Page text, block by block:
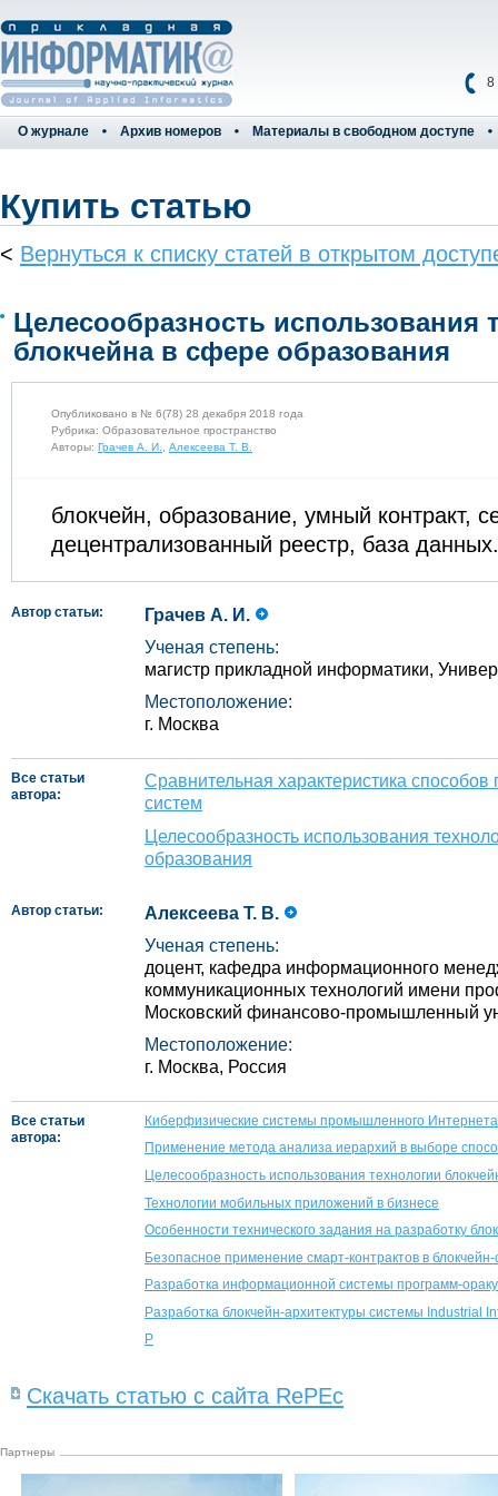
8
О журнале Архив номеров Материалы в свободном доступе
Купить статью
< Вернуться к списку статей в открытом
Целесообразность использования
блокчейна в сфере образования
Опубликовано в № 6(78) 28 декабря 2018 года
Рубрика: Образовательное пространство
Авторы: Грачев А. И., Алексеева Т. В.
блокчейн, образование, умный контракт,
децентрализованный реестр, база данных.
Автор статьи:
Грачев А. И.
Ученая степень:
магистр прикладной информатики,
Местоположение:
г. Москва
Все статьи
автора:
Сравнительная характеристика
систем
Целесообразность использования
образования
Автор статьи:
Алексеева Т. В.
Ученая степень:
доцент, кафедра информационного
коммуникационных технологий имени
Московский финансово-промышленный
Местоположение:
г. Москва, Россия
Все статьи
автора:
Киберфизические системы промышленного
Применение метода анализа иерархий в выборе
Целесообразность использования технологии
Технологии мобильных приложений в бизнесе
Особенности технического задания на разработку
Безопасное применение смарт-контрактов в
Разработка информационной системы программ-
Разработка блокчейн-архитектуры системы Industrial
Р
Скачать статью с сайта RePEc
Партнеры